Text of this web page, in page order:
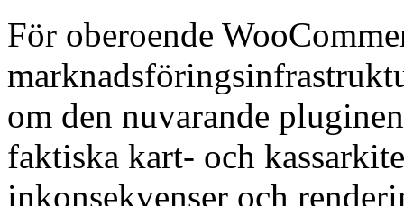
För oberoende
om den nuvarande
faktiska kart- och
inkonsekvenser och